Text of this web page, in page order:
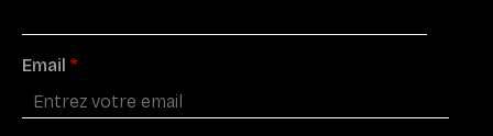
Email *